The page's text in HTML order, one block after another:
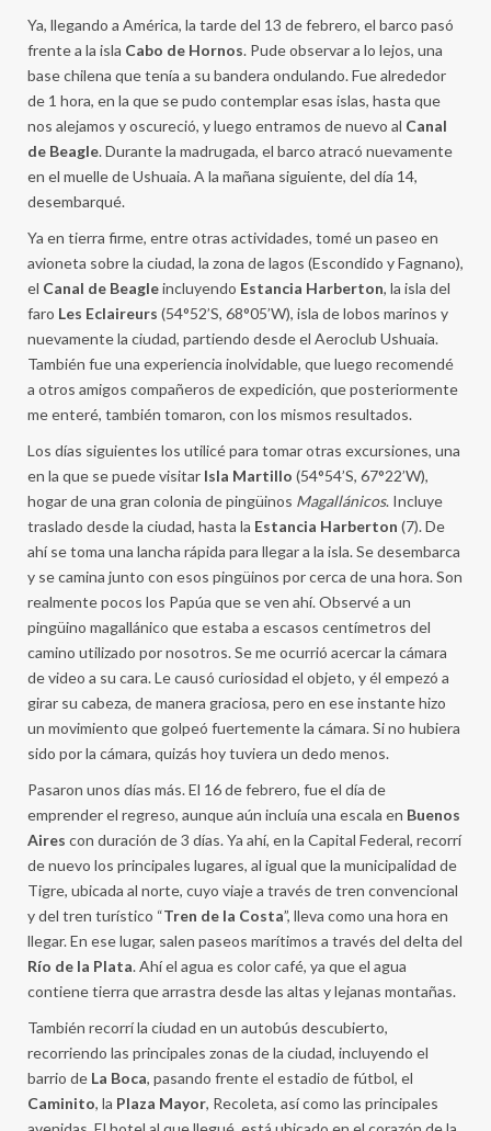
Ya, llegando a América, la tarde del 13 de febrero, el barco pasó
frente a la isla Cabo de Hornos. Pude observar a lo lejos, una
base chilena que tenía a su bandera ondulando. Fue alrededor
de 1 hora, en la que se pudo contemplar esas islas, hasta que
nos alejamos y oscureció, y luego entramos de nuevo al Canal
de Beagle. Durante la madrugada, el barco atracó nuevamente
en el muelle de Ushuaia. A la mañana siguiente, del día 14,
desembarqué.
Ya en tierra firme, entre otras actividades, tomé un paseo en
avioneta sobre la ciudad, la zona de lagos (Escondido y Fagnano),
el Canal de Beagleincluyendo Estancia Harberton, la isla del
faro Les Eclaireurs (54°52’S, 68°05’W), isla de lobos marinos y
nuevamente la ciudad, partiendo desde el Aeroclub Ushuaia.
También fue una experiencia inolvidable, que luego recomendé
a otros amigos compañeros de expedición, que posteriormente
me enteré, también tomaron, con los mismos resultados.
Los días siguientes los utilicé para tomar otras excursiones, una
en la que se puede visitar Isla Martillo (54°54’S, 67°22’W),
hogar de una gran colonia de pingüinos Magallánicos. Incluye
traslado desde la ciudad, hasta la Estancia Harberton (7). De
ahí se toma una lancha rápida para llegar a la isla. Se desembarca
y se camina junto con esos pingüinos por cerca de una hora. Son
realmente pocos los Papúa que se ven ahí. Observé a un
pingüino magallánico que estaba a escasos centímetros del
camino utilizado por nosotros. Se me ocurrió acercar la cámara
de video a su cara. Le causó curiosidad el objeto, y él empezó a
girar su cabeza, de manera graciosa, pero en ese instante hizo
un movimiento que golpeó fuertemente la cámara. Si no hubiera
sido por la cámara, quizás hoy tuviera un dedo menos.
Pasaron unos días más. El 16 de febrero, fue el día de
emprender el regreso, aunque aún incluía una escala en Buenos
Aires con duración de 3 días. Ya ahí, en la Capital Federal, recorrí
de nuevo los principales lugares, al igual que la municipalidad de
Tigre, ubicada al norte, cuyo viaje a través de tren convencional
y del tren turístico “Tren de la Costa”, lleva como una hora en
llegar. En ese lugar, salen paseos marítimos a través del delta del
Río de la Plata. Ahí el agua es color café, ya que el agua
contiene tierra que arrastra desde las altas y lejanas montañas.
También recorrí la ciudad en un autobús descubierto,
recorriendo las principales zonas de la ciudad, incluyendo el
barrio de La Boca, pasando frente el estadio de fútbol, el
Caminito, la Plaza Mayor, Recoleta, así como las principales